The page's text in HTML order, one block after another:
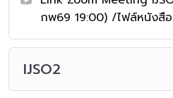
กพ69 19:00) /ไฟล์หนังสื
IJSO2